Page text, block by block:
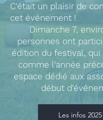
C'était un plaisir de
cet événement !
Dimanche 7,
personnes ont
édition du festival, qui
comme l'année
espace dédié aux
début
Les infos 2025